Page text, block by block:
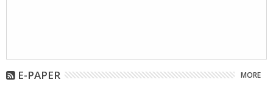
E-PAPER MORE